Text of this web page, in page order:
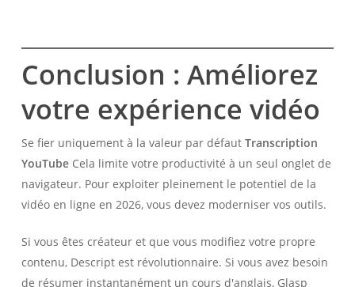
Conclusion : Améliorez
votre expérience vidéo
Se fier uniquement à la valeur par défaut Transcription
YouTubeCela limite votre productivité à un seul onglet de
navigateur. Pour exploiter pleinement le potentiel de la
vidéo en ligne en 2026, vous devez moderniser vos outils.
Si vous êtes créateur et que vous modifiez votre propre
contenu, Descript est révolutionnaire. Si vous avez besoin
de résumer instantanément un cours d'anglais, Glasp